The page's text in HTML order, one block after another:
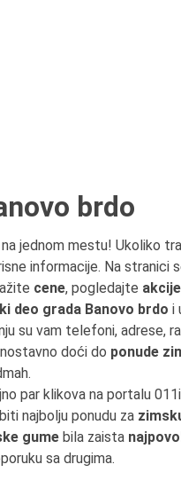
brdo
jednom mestu! Ukoliko
informacije. Na stranici
cene, pogledajte
deo grada Banovo brdo i
su vam telefoni, adrese,
doći do ponude
par klikova na portalu
najbolju ponudu za
gume bila zaista
sa drugima.